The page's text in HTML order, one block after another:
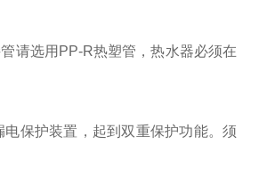
请选用PP-R热塑管，热水器必须在
保护装置，起到双重保护功能。须